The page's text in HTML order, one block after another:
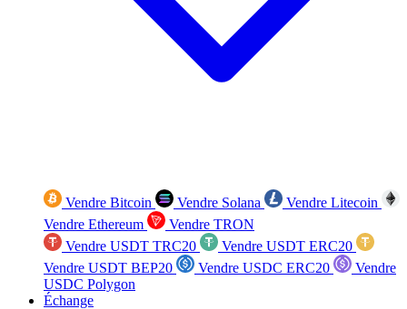
Vendre Bitcoin Vendre Solana
Vendre Litecoin
Vendre Ethereum
Vendre TRON
Vendre USDT TRC20
Vendre USDT ERC20
Vendre USDT BEP20
Vendre USDC ERC20
Vendre
USDC Polygon
Échange